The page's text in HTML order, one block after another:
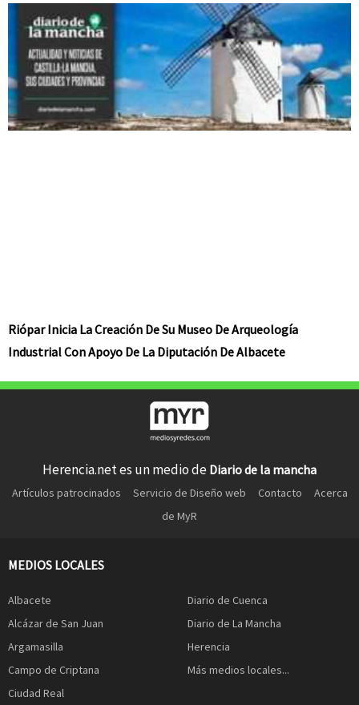
Riópar Inicia La Creación De Su Museo De Arqueología
Industrial Con Apoyo De La Diputación De Albacete
Herencia.net es un medio de Diario de la mancha
Artículos patrocinados Servicio de Diseño web Contacto
Acerca
de MyR
MEDIOS LOCALES
Albacete
Alcázar de San Juan
Argamasilla
Campo de Criptana
Ciudad Real
Diario de Cuenca
Diario de La Mancha
Herencia
Más medios locales...